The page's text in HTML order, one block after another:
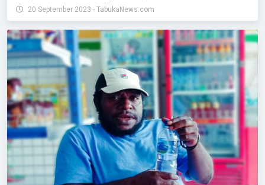
20 September 2023 - TabukaNews.com